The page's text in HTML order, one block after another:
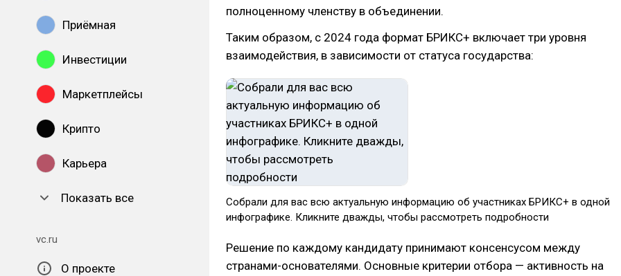
Приёмная
Инвестиции
Маркетплейсы
Крипто
Карьера
Показать все
vc.ru
О проекте
полноценному членству в объединении.
Таким образом, с 2024 года формат БРИКС+ включает три уровня
взаимодействия, в зависимости от статуса государства:
Собрали для вас всю актуальную информацию об участниках БРИКС+ в одной
инфографике. Кликните дважды, чтобы рассмотреть подробности
Решение по каждому кандидату принимают консенсусом между
странами-основателями. Основные критерии отбора — активность на